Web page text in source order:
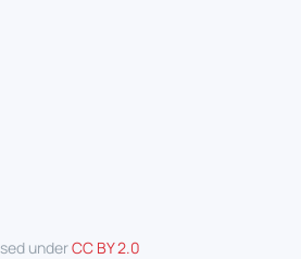
underCC BY 2.0